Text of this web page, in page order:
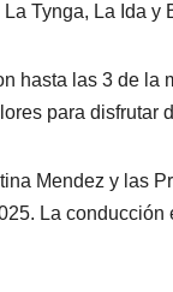
Tynga, La Ida y
hasta las 3 de la
para disfrutar
Mendez y las
La